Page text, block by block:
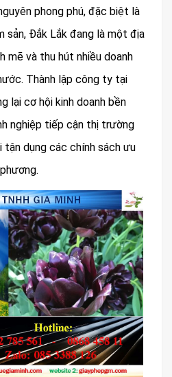
phong phú, đặc biệt là
sản, Đắk Lắk đang là một địa
mẽ và thu hút nhiều doanh
Thành lập công ty tại
lại cơ hội kinh doanh bền
nghiệp tiếp cận thị trường
tận dụng các chính sách ưu